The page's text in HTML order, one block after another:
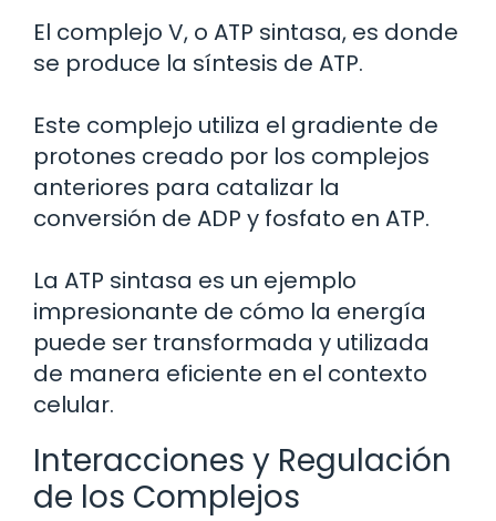
El complejo V, o ATP sintasa, es donde
se produce la síntesis de ATP.
Este complejo utiliza el gradiente de
protones creado por los complejos
anteriores para catalizar la
conversión de ADP y fosfato en ATP.
La ATP sintasa es un ejemplo
impresionante de cómo la energía
puede ser transformada y utilizada
de manera eficiente en el contexto
celular.
Interacciones y Regulación
de los Complejos